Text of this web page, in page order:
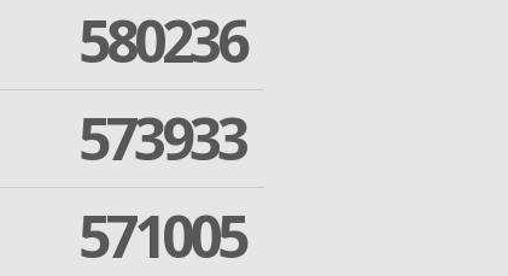
580236
573933
571005